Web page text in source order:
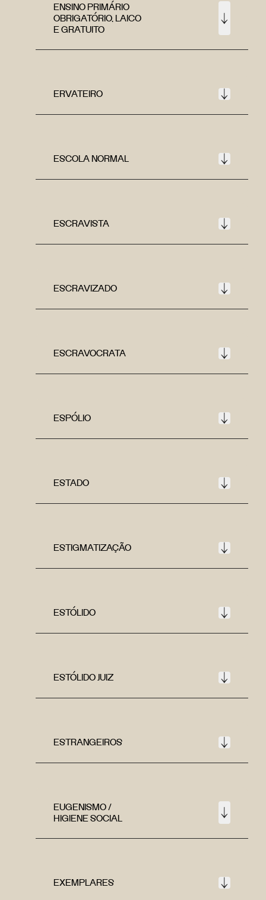
ENSINO PRIMÁRIO
OBRIGATÓRIO, LAICO
E GRATUITO
ERVATEIRO
ESCOLA NORMAL
ESCRAVISTA
ESCRAVIZADO
ESCRAVOCRATA
ESPÓLIO
ESTADO
ESTIGMATIZAÇÃO
ESTÓLIDO
ESTÓLIDO JUIZ
ESTRANGEIROS
EUGENISMO /
HIGIENE SOCIAL
EXEMPLARES